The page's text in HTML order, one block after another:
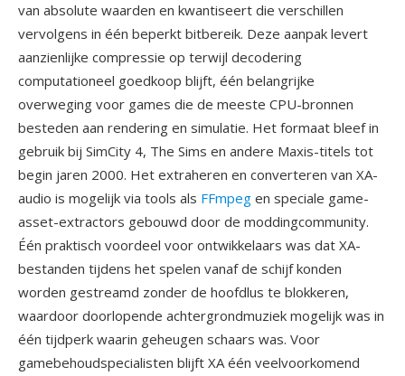
van absolute waarden en kwantiseert die verschillen
vervolgens in één beperkt bitbereik. Deze aanpak levert
aanzienlijke compressie op terwijl decodering
computationeel goedkoop blijft, één belangrijke
overweging voor games die de meeste CPU-bronnen
besteden aan rendering en simulatie. Het formaat bleef in
gebruik bij SimCity 4, The Sims en andere Maxis-titels tot
begin jaren 2000. Het extraheren en converteren van XA-
audio is mogelijk via tools als FFmpeg en speciale game-
asset-extractors gebouwd door de moddingcommunity.
Één praktisch voordeel voor ontwikkelaars was dat XA-
bestanden tijdens het spelen vanaf de schijf konden
worden gestreamd zonder de hoofdlus te blokkeren,
waardoor doorlopende achtergrondmuziek mogelijk was in
één tijdperk waarin geheugen schaars was. Voor
gamebehoudspecialisten blijft XA één veelvoorkomend